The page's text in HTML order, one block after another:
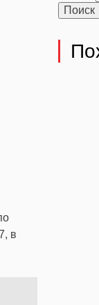
в